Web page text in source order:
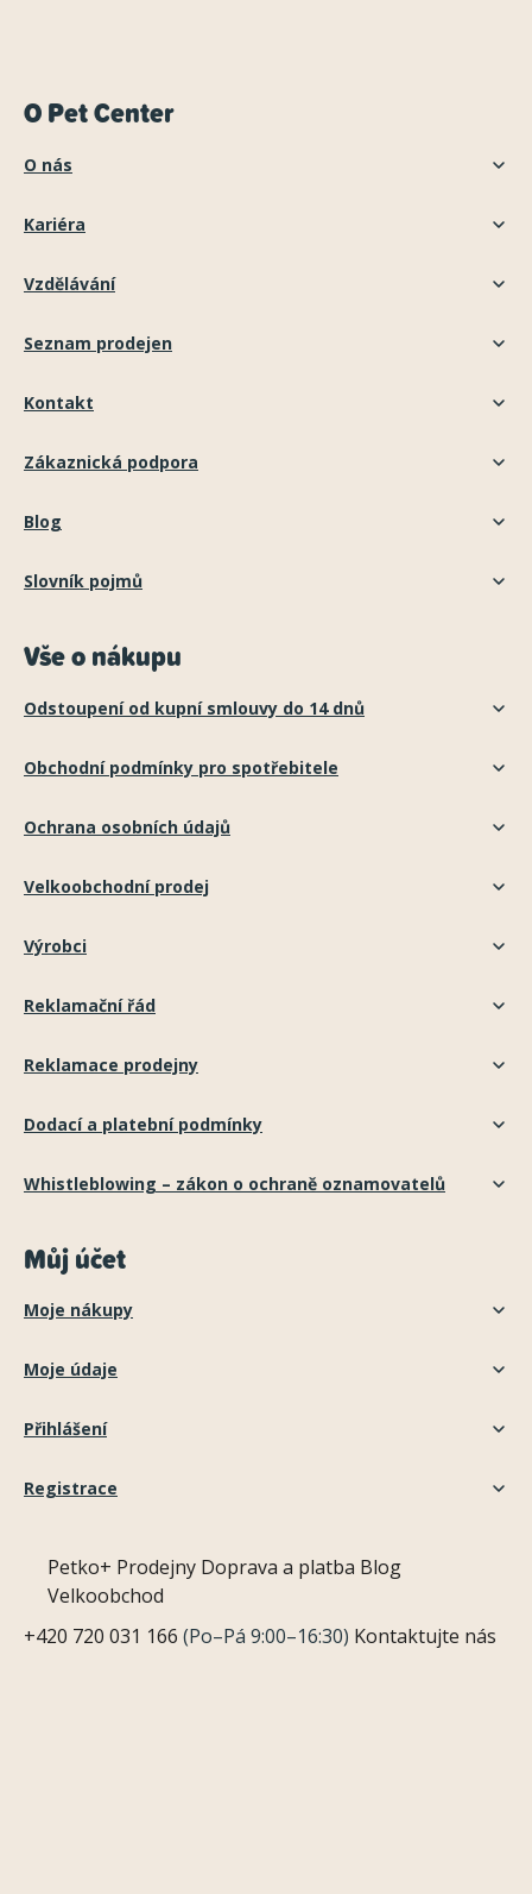
O Pet Center
O nás
Kariéra
Vzdělávání
Seznam prodejen
Kontakt
Zákaznická podpora
Blog
Slovník pojmů
Vše o nákupu
Odstoupení od kupní smlouvy do 14 dnů
Obchodní podmínky pro spotřebitele
Ochrana osobních údajů
Velkoobchodní prodej
Výrobci
Reklamační řád
Reklamace prodejny
Dodací a platební podmínky
Whistleblowing – zákon o ochraně oznamovatelů
Můj účet
Moje nákupy
Moje údaje
Přihlášení
Registrace
Petko+ Prodejny Doprava a platba Blog
Velkoobchod
+420 720 031 166 (Po–Pá 9:00–16:30) Kontaktujte nás